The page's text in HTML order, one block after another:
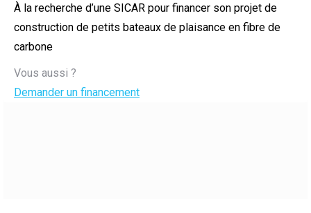
À la recherche d’une SICAR pour financer son projet de
construction de petits bateaux de plaisance en fibre de
carbone
Vous aussi ?
Demander un financement